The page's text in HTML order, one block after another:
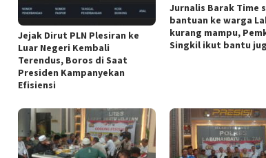
Jejak Dirut PLN Plesiran ke
Luar Negeri Kembali
Terendus, Boros di Saat
Presiden Kampanyekan
Efisiensi
Jurnalis Barak Time
bantuan ke warga
kurang mampu,
Singkil ikut bantu